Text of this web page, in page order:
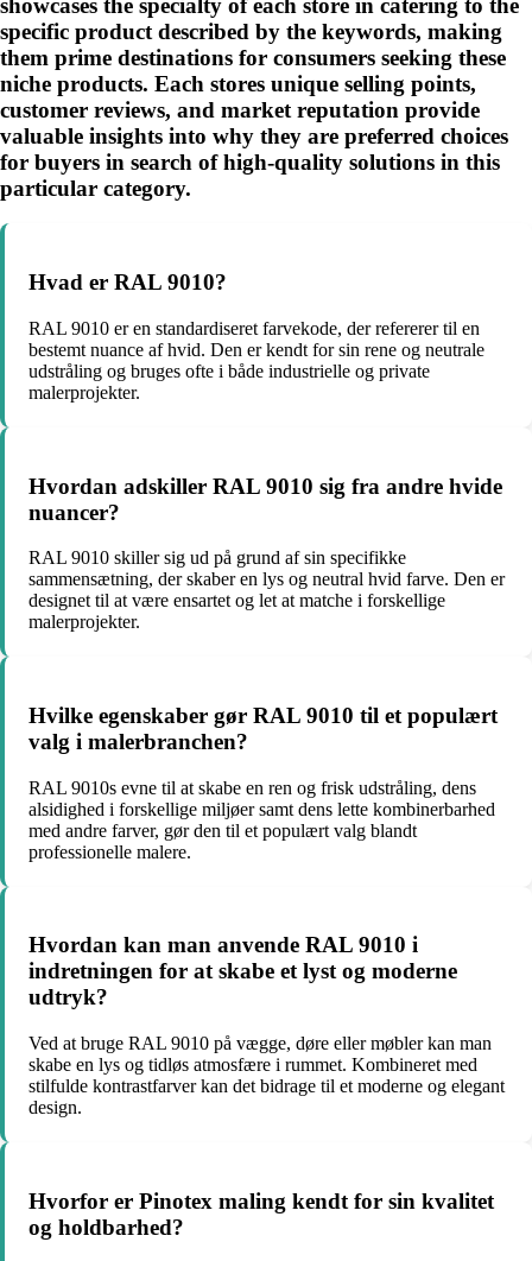
specific product described by the keywords, making
them prime destinations for consumers seeking these
niche products. Each stores unique selling points,
customer reviews, and market reputation provide
valuable insights into why they are preferred choices
for buyers in search of high-quality solutions in this
particular category.
Hvad er RAL 9010?
RAL 9010 er en standardiseret farvekode, der refererer til en
bestemt nuance af hvid. Den er kendt for sin rene og neutrale
udstråling og bruges ofte i både industrielle og private
malerprojekter.
Hvordan adskiller RAL 9010 sig fra andre hvide
nuancer?
RAL 9010 skiller sig ud på grund af sin specifikke
sammensætning, der skaber en lys og neutral hvid farve. Den er
designet til at være ensartet og let at matche i forskellige
malerprojekter.
Hvilke egenskaber gør RAL 9010 til et populært
valg i malerbranchen?
RAL 9010s evne til at skabe en ren og frisk udstråling, dens
alsidighed i forskellige miljøer samt dens lette kombinerbarhed
med andre farver, gør den til et populært valg blandt
professionelle malere.
Hvordan kan man anvende RAL 9010 i
indretningen for at skabe et lyst og moderne
udtryk?
Ved at bruge RAL 9010 på vægge, døre eller møbler kan man
skabe en lys og tidløs atmosfære i rummet. Kombineret med
stilfulde kontrastfarver kan det bidrage til et moderne og elegant
design.
Hvorfor er Pinotex maling kendt for sin kvalitet
og holdbarhed?